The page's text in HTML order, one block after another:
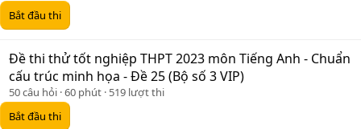
Bắt đầu thi
Đề thi thử tốt nghiệp THPT 2023 môn Tiếng Anh - Chuẩn
cấu trúc minh họa - Đề 25 (Bộ số 3 VIP)
50 câu hỏi 60 phút 519 lượt thi
Bắt đầu thi